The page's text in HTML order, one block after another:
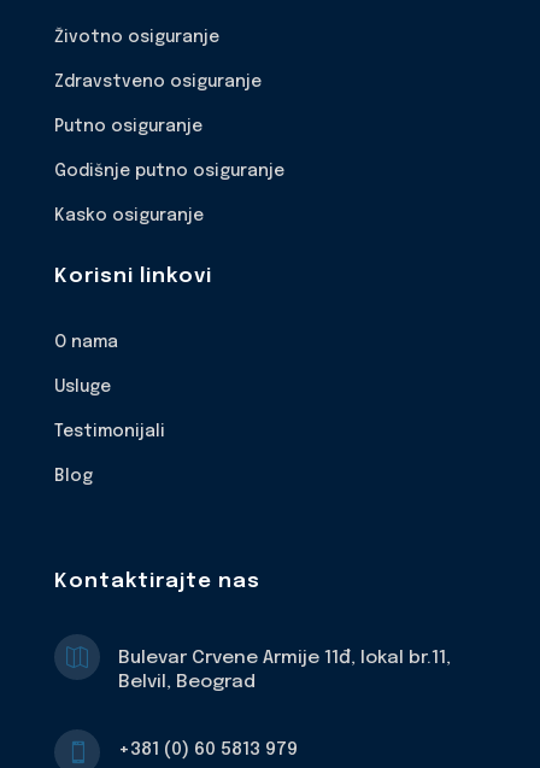
Životno osiguranje
Zdravstveno osiguranje
Putno osiguranje
Godišnje putno osiguranje
Kasko osiguranje
Korisni linkovi
O nama
Usluge
Testimonijali
Blog
Kontaktirajte nas

Bulevar Crvene Armije 11đ, lokal br.11,
Belvil, Beograd
 +381 (0) 60 5813 979